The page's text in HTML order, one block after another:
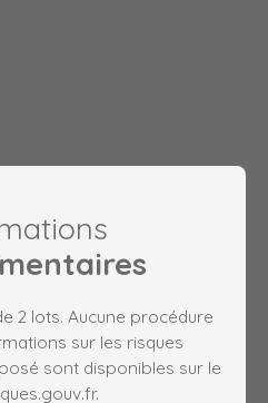
2 lots. Aucune procédure
sur les risques
sont disponibles sur le